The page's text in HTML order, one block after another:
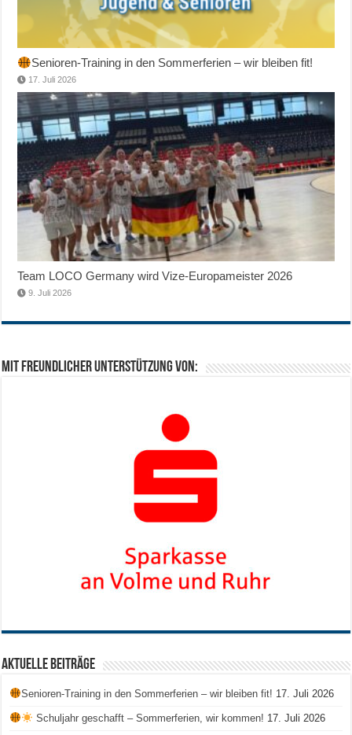
Senioren-Training in den Sommerferien – wir bleiben fit!
17. Juli 2026
Team LOCO Germany wird Vize-Europameister 2026
9. Juli 2026
Mit freundlicher Unterstützung von:
Aktuelle Beiträge
Senioren-Training in den Sommerferien – wir bleiben fit! 17. Juli 2026
Schuljahr geschafft – Sommerferien, wir kommen! 17. Juli 2026